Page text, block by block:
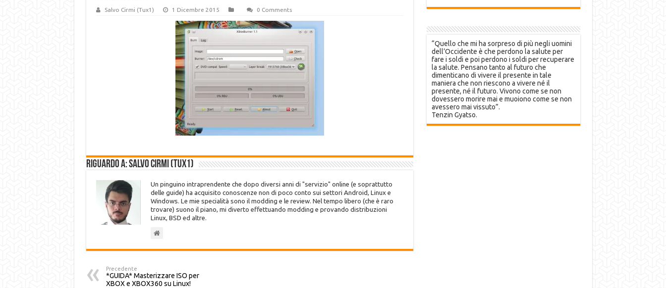
Salvo Cirmi (Tux1) 1 Dicembre 2015 0 Comments
Riguardo a: Salvo Cirmi (Tux1)
Un pinguino intraprendente che dopo diversi anni di "servizio" online (e soprattutto
delle guide) ha acquisito conoscenze non di poco conto sui settori Android, Linux e
Windows. Le mie specialità sono il modding e le review. Nel tempo libero (che è raro
trovare) suono il piano, mi diverto effettuando modding e provando distribuzioni
Linux, BSD ed altre.
Precedente
*GUIDA* Masterizzare ISO per
XBOX e XBOX360 su Linux!
“Quello che mi ha sorpreso di più negli uomini
dell’Occidente è che perdono la salute per
fare i soldi e poi perdono i soldi per recuperare
la salute. Pensano tanto al futuro che
dimenticano di vivere il presente in tale
maniera che non riescono a vivere né il
presente, né il futuro. Vivono come se non
dovessero morire mai e muoiono come se non
avessero mai vissuto”.
Tenzin Gyatso.